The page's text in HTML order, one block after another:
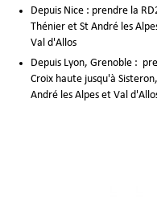
Depuis Nice : prendre la
Thénier et St André les
Val d'Allos
Depuis Lyon, Grenoble :
Croix haute jusqu'à
André les Alpes et Val